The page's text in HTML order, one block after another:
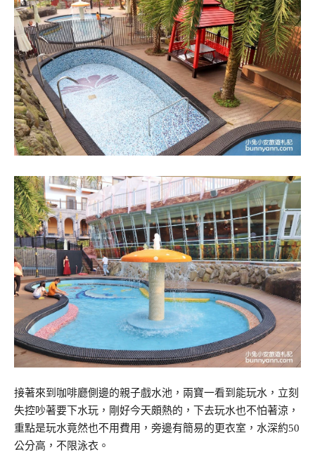
接著來到咖啡廳側邊的親子戲水池，兩寶一看到能玩水，立刻
失控吵著要下水玩，剛好今天頗熱的，下去玩水也不怕著涼，
重點是玩水竟然也不用費用，旁邊有簡易的更衣室，水深約50
公分高，不限泳衣。